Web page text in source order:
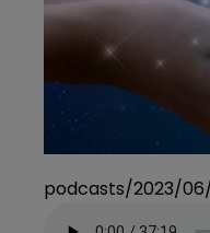
podcasts/2023/